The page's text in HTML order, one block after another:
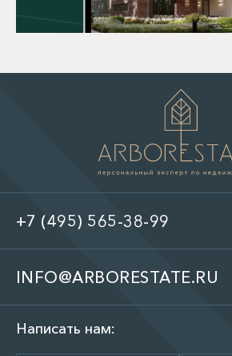
+7 (495) 565-38-99
INFO@ARBORESTATE.RU
Написать нам: